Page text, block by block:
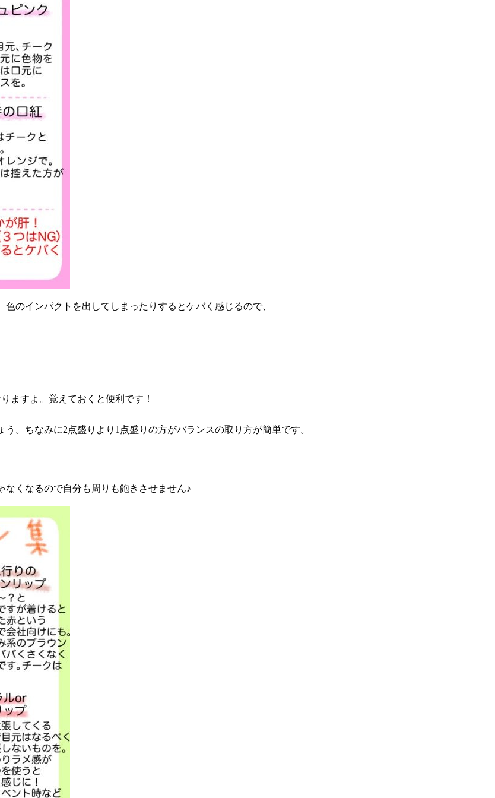
のインパクトを出してしまったりするとケバく感じるので、
ますよ。覚えておくと便利です！
。ちなみに2点盛りより1点盛りの方がバランスの取り方が簡単です。
くなるので自分も周りも飽きさせません♪